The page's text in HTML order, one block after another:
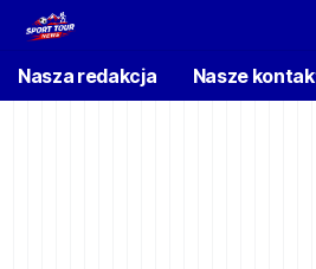
Nasza redakcja Nasze